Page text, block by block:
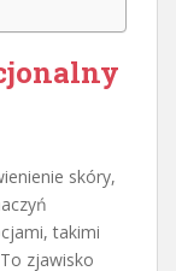
skóry,
takimi
zjawisko